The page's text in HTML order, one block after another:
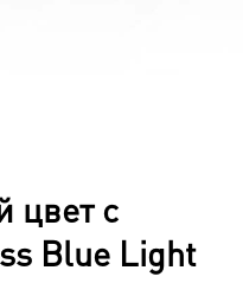
цвет с
Blue Light